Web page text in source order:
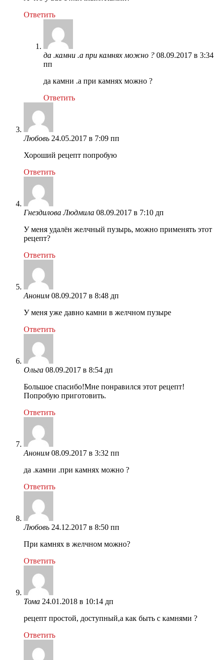
Ответить
да .камни .а при камнях можно ? 08.09.2017 в 3:34
пп
да камни .а при камнях можно ?
Ответить
Любовь 24.05.2017 в 7:09 пп
Хороший рецепт попробую
Ответить
Гнездилова Людмила 08.09.2017 в 7:10 дп
У меня удалён желчный пузырь, можно применять этот
рецепт?
Ответить
Аноним 08.09.2017 в 8:48 дп
У меня уже давно камни в желчном пузыре
Ответить
Ольга 08.09.2017 в 8:54 дп
Большое спасибо!Мне понравился этот рецепт!
Попробую приготовить.
Ответить
Аноним 08.09.2017 в 3:32 пп
да .камни .при камнях можно ?
Ответить
Любовь 24.12.2017 в 8:50 пп
При камнях в желчном можно?
Ответить
Тома 24.01.2018 в 10:14 дп
рецепт простой, доступный,а как быть с камнями ?
Ответить